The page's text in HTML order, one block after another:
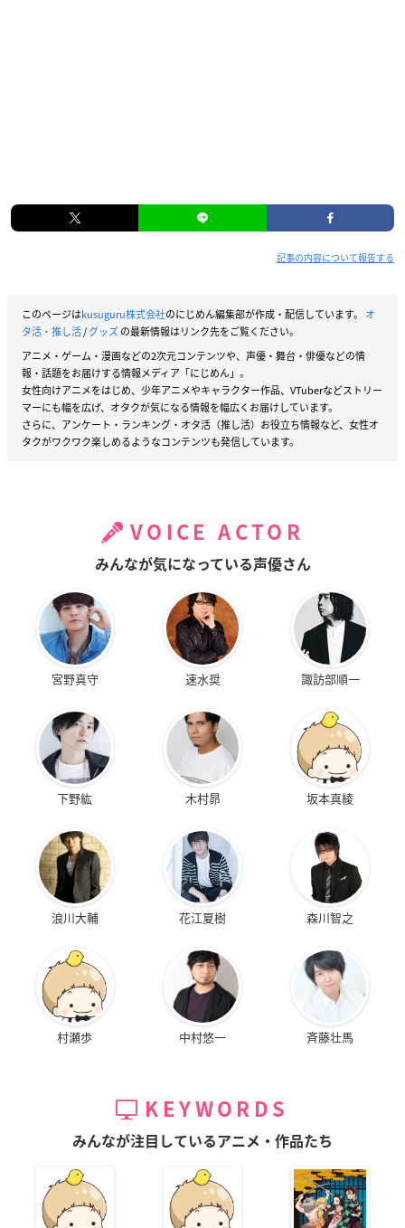
記事の内容について報告する
このページはkusuguru株式会社のにじめん編集部が作成・配信しています。 オ
タ活・推し活/グッズの最新情報はリンク先をご覧ください。
アニメ・ゲーム・漫画などの2次元コンテンツや、声優・舞台・俳優などの情
報・話題をお届けする情報メディア「にじめん」。
女性向けアニメをはじめ、少年アニメやキャラクター作品、VTuberなどストリー
マーにも幅を広げ、オタクが気になる情報を幅広くお届けしています。
さらに、アンケート・ランキング・オタ活（推し活）お役立ち情報など、女性オ
タクがワクワク楽しめるようなコンテンツも発信しています。
VOICE ACTOR
みんなが気になっている声優さん
宮野真守 速水奨 諏訪部順一
下野紘 木村昴 坂本真綾
浪川大輔 花江夏樹 森川智之
村瀬歩 中村悠一 斉藤壮馬
KEYWORDS
みんなが注目しているアニメ・作品たち